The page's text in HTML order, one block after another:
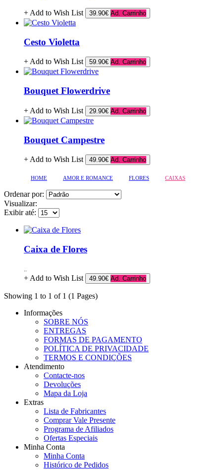
+ Add to Wish List 39.90€ Ad. Carrinho
Cesto Violetta
+ Add to Wish List 59.90€ Ad. Carrinho
Bouquet Flowerdrive
+ Add to Wish List 29.90€ Ad. Carrinho
Bouquet Campestre
+ Add to Wish List 49.90€ Ad. Carrinho
HOME AMOR E ROMANCE FLORES CAIXAS
Ordenar por:
Visualizar:
Exibir até:
Caixa de Flores
+ Add to Wish List 49.90€ Ad. Carrinho
Showing 1 to 1 of 1 (1 Pages)
Informações
SOBRE NÓS
ENTREGAS
FORMAS DE PAGAMENTO
POLÍTICA DE PRIVACIDADE
TERMOS E CONDIÇÕES
Atendimento
Contacte-nos
Devoluções
Mapa da Loja
Extras
Lista de Fabricantes
Comprar Vale Presente
Programa de Afiliados
Ofertas Especiais
Minha Conta
Minha Conta
Histórico de Pedidos